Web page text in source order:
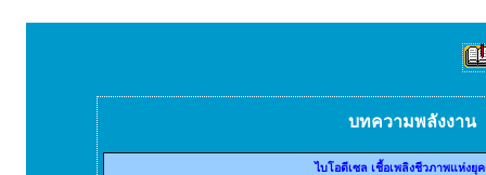
บทความพลังงาน
ไบโอดีเซล เชื้อเพลิงชีวภาพแห่งยุ